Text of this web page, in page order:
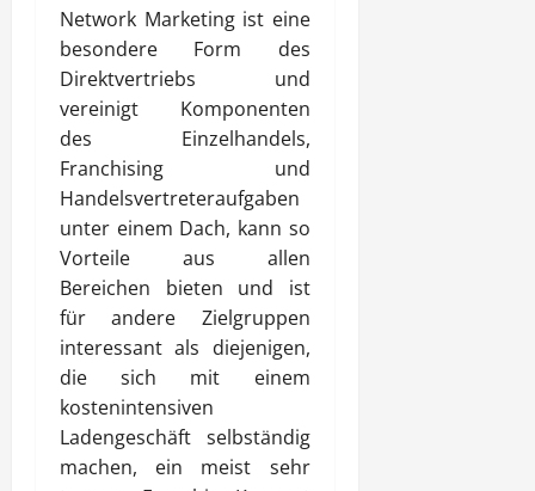
Network Marketing ist eine
besondere Form des
Direktvertriebs und
vereinigt Komponenten
des Einzelhandels,
Franchising und
Handelsvertreteraufgaben
unter einem Dach, kann so
Vorteile aus allen
Bereichen bieten und ist
für andere Zielgruppen
interessant als diejenigen,
die sich mit einem
kostenintensiven
Ladengeschäft selbständig
machen, ein meist sehr